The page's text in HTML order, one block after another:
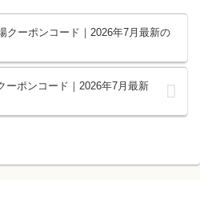
クーポンコード｜2026年7月最新の
ーポンコード｜2026年7月最新